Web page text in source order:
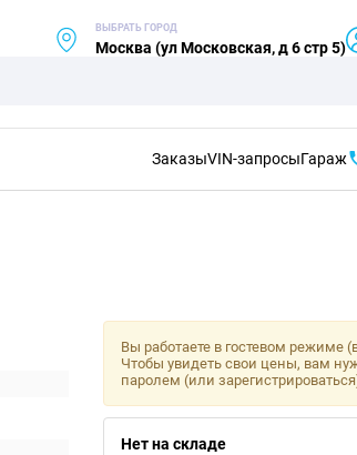
ВЫБРАТЬ ГОРОД
Москва (ул Московская, д 6 стр 5)
ЗаказыVIN-запросыГараж
Вы работаете в гостевом режиме
Чтобы увидеть свои цены, вам
паролем (или
Нет на складе